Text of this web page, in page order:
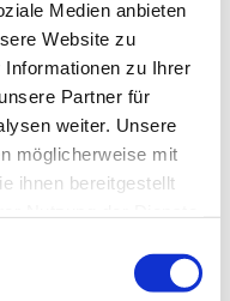
Medien anbieten
Website zu
zu Ihrer
Partner für
weiter. Unsere
möglicherweise mit
ihnen bereitgestellt